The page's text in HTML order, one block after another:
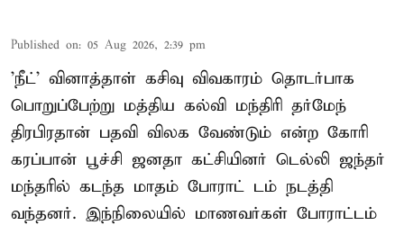
Published on: 05 Aug 2026, 2:39 pm
'நீட்' வினாத்தாள் கசிவு விவகாரம் தொடர்பாக
பொறுப்பேற்று மத்திய கல்வி மந்திரி தர்மேந்
திரபிரதான் பதவி விலக வேண்டும் என்ற கோரி
கரப்பான் பூச்சி ஜனதா கட்சியினர் டெல்லி ஜந்தர்
மந்தரில் கடந்த மாதம் போராட் டம் நடத்தி
வந்தனர். இந்நிலையில் மாணவர்கள் போராட்டம்